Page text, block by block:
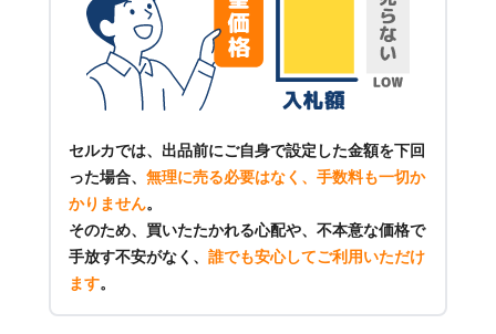
セルカでは、出品前にご自身で設定した金額を下回
った場合、 無理に売る必要はなく、手数料も一切か
かりません。
そのため、買いたたかれる心配や、不本意な価格で
手放す不安がなく、 誰でも安心してご利用いただけ
ます。